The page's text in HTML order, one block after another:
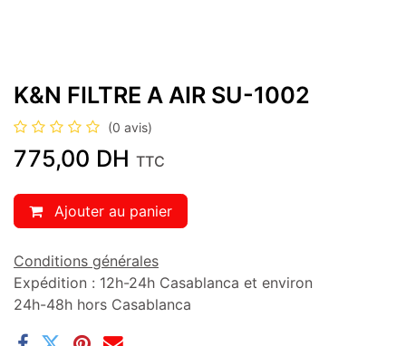
K&N FILTRE A AIR SU-1002
(0 avis)
775,00 DH TTC
Ajouter au panier
Conditions générales
Expédition : 12h-24h Casablanca et environ
24h-48h hors Casablanca